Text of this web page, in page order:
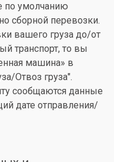
по умолчанию
сборной перевозки.
вашего груза до/от
транспорт, то вы
машина» в
Отвоз груза".
сообщаются данные
дате отправления/